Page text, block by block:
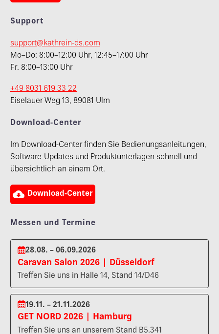
Support
support@kathrein-ds.com
Mo–Do: 8:00–12:00 Uhr, 12:45–17:00 Uhr
Fr. 8:00–13:00 Uhr
+49 8031 619 33 22
Eiselauer Weg 13, 89081 Ulm
Download-Center
Im Download-Center finden Sie Bedienungsanleitungen,
Software-Updates und Produktunterlagen schnell und
übersichtlich an einem Ort.
 Download-Center
Messen und Termine
28.08. – 06.09.2026
Caravan Salon 2026 | Düsseldorf
Treffen Sie uns in Halle 14, Stand 14/D46
19.11. – 21.11.2026
GET NORD 2026 | Hamburg
Treffen Sie uns an unserem Stand B5.341